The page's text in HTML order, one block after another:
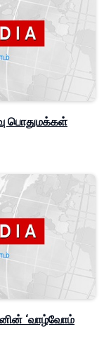
பொதுமக்கள்
‘வாழ்வோம்